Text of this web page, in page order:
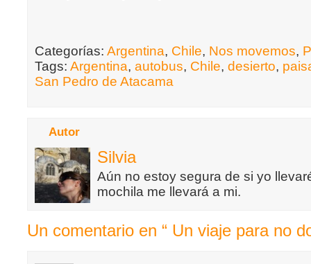
Categorías: Argentina, Chile, Nos movemos,
Tags: Argentina, autobus, Chile, desierto,
San Pedro de Atacama
Autor
Silvia
Aún no estoy segura de si yo
mochila me llevará a mi.
Un comentario en “ Un viaje para no